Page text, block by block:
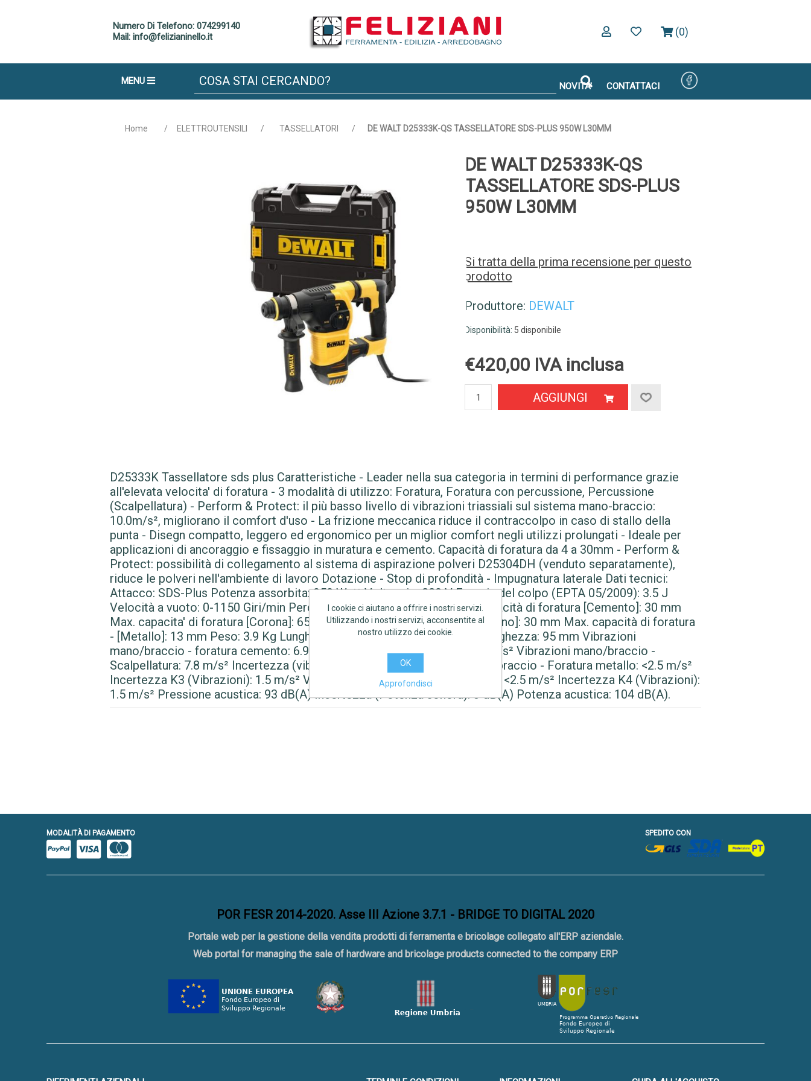
Numero Di Telefono: 074299140
Mail: info@felizianinello.it
(0)
MENU NOVITA' CONTATTACI
Home / ELETTROUTENSILI / TASSELLATORI / DE WALT D25333K-QS TASSELLATORE SDS-PLUS 950W L30MM
DE WALT D25333K-QS
TASSELLATORE SDS-PLUS
950W L30MM
Si tratta della prima recensione per questo
prodotto
Produttore: DEWALT
Disponibilità: 5 disponibile
€420,00 IVA inclusa
AGGIUNGI
D25333K Tassellatore sds plus Caratteristiche - Leader nella sua categoria in termini di performance grazie
all'elevata velocita' di foratura - 3 modalità di utilizzo: Foratura, Foratura con percussione, Percussione
(Scalpellatura) - Perform & Protect: il più basso livello di vibrazioni triassiali sul sistema mano-braccio:
10.0m/s², migliorano il comfort d'uso - La frizione meccanica riduce il contraccolpo in caso di stallo della
punta - Disegn compatto, leggero ed ergonomico per un miglior comfort negli utilizzi prolungati - Ideale per
applicazioni di ancoraggio e fissaggio in muratura e cemento. Capacità di foratura da 4 a 30mm - Perform &
Protect: possibilità di collegamento al sistema di aspirazione polveri D25304DH (venduto separatamente),
riduce le polveri nell'ambiente di lavoro Dotazione - Stop di profondità - Impugnatura laterale Dati tecnici:
Attacco: SDS-Plus Potenza assorbita: 950 Watt Voltaggio: 220 V Energia del colpo (EPTA 05/2009): 3.5 J
Velocità a vuoto: 0-1150 Giri/min Percussioni al minuto: 0-5200 Max. capacità di foratura [Cemento]: 30 mm
Max. capacita' di foratura [Corona]: 65 mm Max. capacità di foratura - [Legno]: 30 mm Max. capacità di foratura
- [Metallo]: 13 mm Peso: 3.9 Kg Lunghezza: 375 mm Altezza: 250 mm Larghezza: 95 mm Vibrazioni
mano/braccio - foratura cemento: 6.9 m/s² Incertezza (Vibrazioni): 1.5 m/s² Vibrazioni mano/braccio -
Scalpellatura: 7.8 m/s² Incertezza (vibrazioni): 1.5 m/s² Vibrazioni mano/braccio - Foratura metallo: <2.5 m/s²
Incertezza K3 (Vibrazioni): 1.5 m/s² Vibrazioni mano/braccio - Avvitatura: <2.5 m/s² Incertezza K4 (Vibrazioni):
1.5 m/s² Pressione acustica: 93 dB(A) Incertezza (Potenza sonora): 3 dB(A) Potenza acustica: 104 dB(A).
MODALITÀ DI PAGAMENTO SPEDITO CON
POR FESR 2014-2020. Asse III Azione 3.7.1 - BRIDGE TO DIGITAL 2020
Portale web per la gestione della vendita prodotti di ferramenta e bricolage collegato all'ERP aziendale.
Web portal for managing the sale of hardware and bricolage products connected to the company ERP
I cookie ci aiutano a offrire i nostri servizi.
Utilizzando i nostri servizi, acconsentite al
nostro utilizzo dei cookie.
OK
Approfondisci